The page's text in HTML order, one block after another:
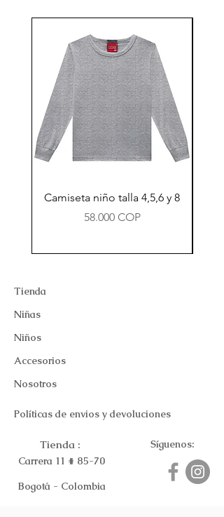
Camiseta niño talla 4,5,6 y 8
Precio
58.000 COP
Tienda
Niñas
Niños
Accesorios
Nosotros
Políticas de envios y devoluciones
Tienda :
Carrera 11 # 85-70
Bogotá - Colombia
Síguenos: